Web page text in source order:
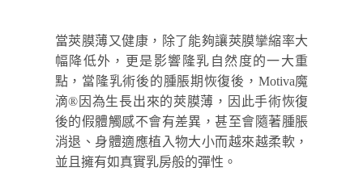
當莢膜薄又健康，除了能夠讓莢膜攣縮率大
幅降低外，更是影響隆乳自然度的一大重
點，當隆乳術後的腫脹期恢復後，Motiva魔
滴® 因為生長出來的莢膜薄，因此手術恢復
後的假體觸感不會有差異，甚至會隨著腫脹
消退、身體適應植入物大小而越來越柔軟 ，
並且擁有如真實乳房般的彈性。